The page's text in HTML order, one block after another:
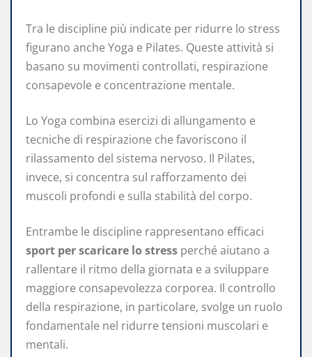
Tra le discipline più indicate per ridurre lo stress
figurano anche Yoga e Pilates. Queste attività si
basano su movimenti controllati, respirazione
consapevole e concentrazione mentale.
Lo Yoga combina esercizi di allungamento e
tecniche di respirazione che favoriscono il
rilassamento del sistema nervoso. Il Pilates,
invece, si concentra sul rafforzamento dei
muscoli profondi e sulla stabilità del corpo.
Entrambe le discipline rappresentano efficaci
sport per scaricare lo stress perché aiutano a
rallentare il ritmo della giornata e a sviluppare
maggiore consapevolezza corporea. Il controllo
della respirazione, in particolare, svolge un ruolo
fondamentale nel ridurre tensioni muscolari e
mentali.